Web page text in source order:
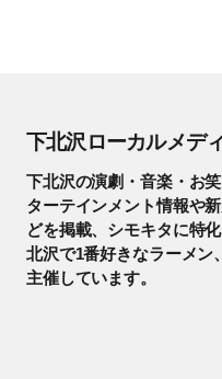
下北沢ローカルメデ
下北沢の演劇・音楽・お
ターテインメント情報や
どを掲載、シモキタに特
北沢で1番好きなラーメン
主催しています。